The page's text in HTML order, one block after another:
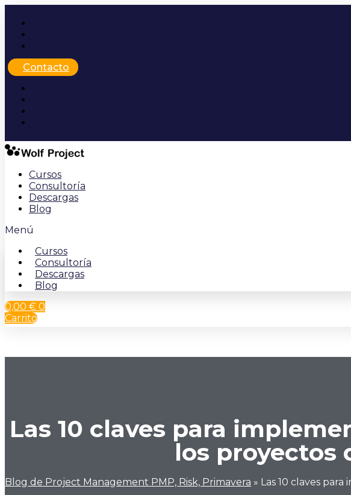
contenido
Contacto
Cursos
Consultoría
Descargas
Blog
Menú
Cursos
Consultoría
Descargas
Blog
0,00 € 0
Carrito
Las 10 claves para
los proyectos
Blog de Project Management PMP, Risk, Primavera » Las 10 claves